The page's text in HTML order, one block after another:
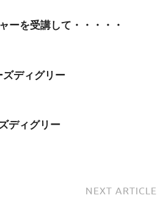
ーを受講して・・・・・
ディグリー
ディグリー
NEXT ARTICLE